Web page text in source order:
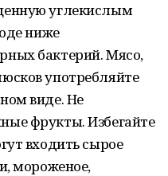
углекислым
ниже
бактерий. Мясо,
употребляйте
виде. Не
фрукты. Избегайте
входить сырое
мороженое,